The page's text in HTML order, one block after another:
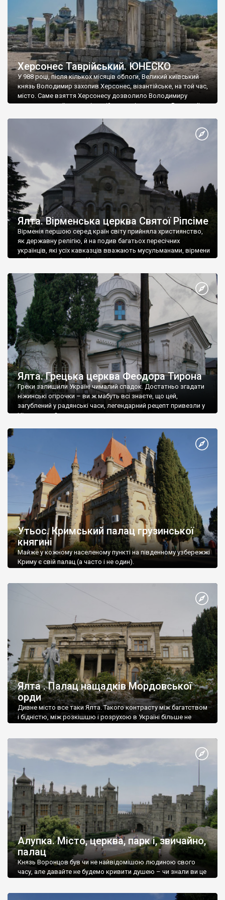
Херсонес Таврійський. ЮНЕСКО
У 988 році, після кількох місяців облоги, Великий київський
князь Володимир захопив Херсонес, візантійське, на той час,
місто. Саме взяття Херсонесу дозволило Володимиру
диктувати свої умови візантійському імператору Василю ІІ, та
Херсонесі Володимир-язичник, став Василем-християнином.
А потім було Хрещення Русі. На честь Херсонесу Таврійського
Ялта. Вірменська церква Святої Ріпсіме
Вірменія першою серед країн світу прийняла християнство,
як державну релігію, й на подив багатьох пересічних
українців, які усіх кавказців вважають мусульманами, вірмени
є відданими вірянами Христа
Ялта. Грецька церква Феодора Тирона
Греки залишили Україні чималий спадок. Достатньо згадати
ніжинські огірочки – ви ж мабуть всі знаєте, що цей,
загублений у радянські часи, легендарний рецепт привезли у
Ніжин греки?
Утьос. Кримський палац грузинської
княгині
Майже у кожному населеному пункті на південному узбережжі
Криму є свій палац (а часто і не один).
Ялта . Палац нащадків Мордовської
орди
Дивне місто все таки Ялта. Такого контрасту між багатством
і бідністю, між розкішшю і розрухою в Україні більше не
Алупка. Місто, церква, парк і, звичайно,
палац
Князь Воронцов був чи не найвідомішою людиною свого
часу, але давайте не будемо кривити душею – чи знали ви це